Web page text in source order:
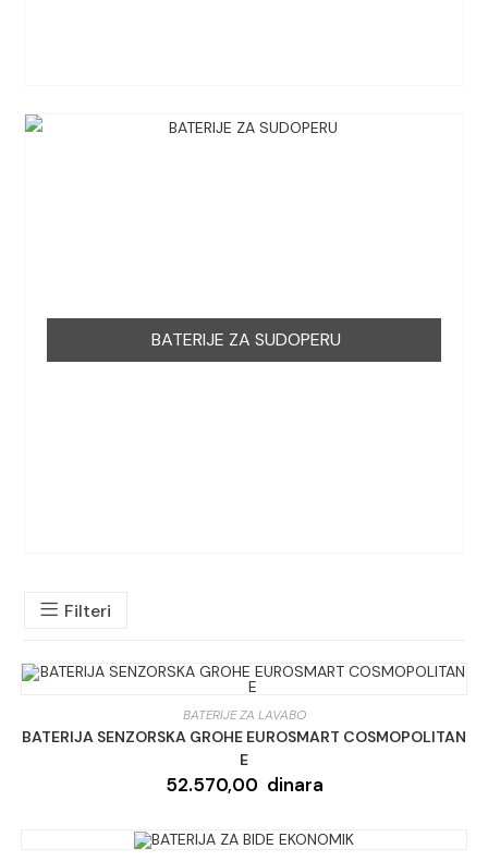
BATERIJE ZA SUDOPERU
Filteri
BATERIJE ZA LAVABO
BATERIJA SENZORSKA GROHE EUROSMART COSMOPOLITAN
E
52.570,00 dinara